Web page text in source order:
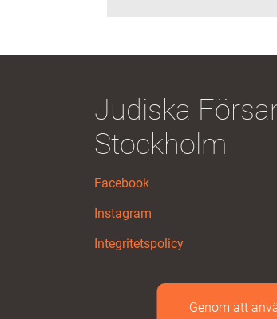
Judiska
Stockholm
Facebook
Instagram
Integritetspolicy
Genom att